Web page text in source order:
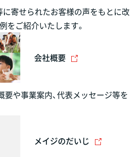
寄せられたお客様の声をもとに改
をご紹介いたします。
会社概要
や事業案内、代表メッセージ等を
メイジのだいじ